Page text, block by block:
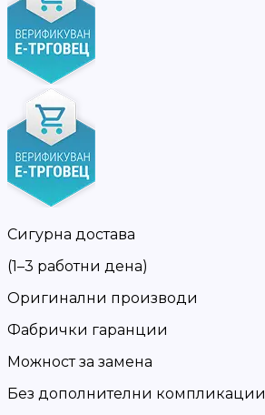
Сигурна достава
(1–3 работни дена)
Оригинални производи
Фабрички гаранции
Можност за замена
Без дополнителни компликации